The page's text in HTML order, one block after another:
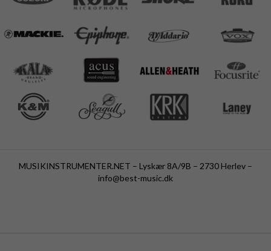
MUSIKINSTRUMENTER.NET – Lyskær 8A/9B – 2730 Herlev –
info@best-music.dk